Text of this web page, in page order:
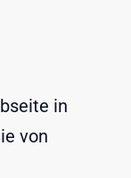
in
von